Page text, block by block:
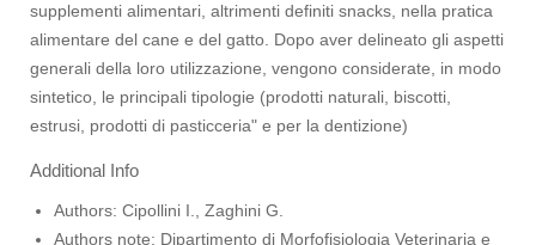
supplementi alimentari, altrimenti definiti snacks, nella pratica
alimentare del cane e del gatto. Dopo aver delineato gli aspetti
generali della loro utilizzazione, vengono considerate, in modo
sintetico, le principali tipologie (prodotti naturali, biscotti,
estrusi, prodotti di pasticceria" e per la dentizione)
Additional Info
Authors: Cipollini I., Zaghini G.
Authors note: Dipartimento di Morfofisiologia Veterinaria e